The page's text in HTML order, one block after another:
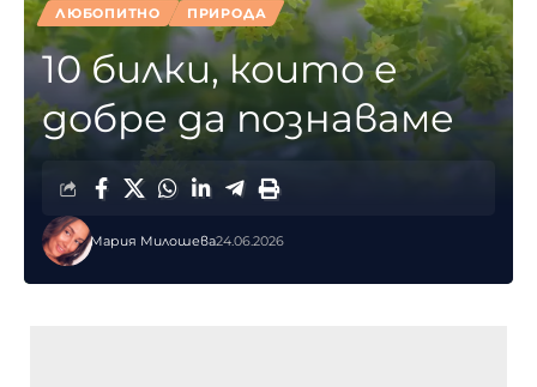
ЛЮБОПИТНО ПРИРОДА
10 билки, които е
добре да познаваме
Мария Милошева24.06.2026